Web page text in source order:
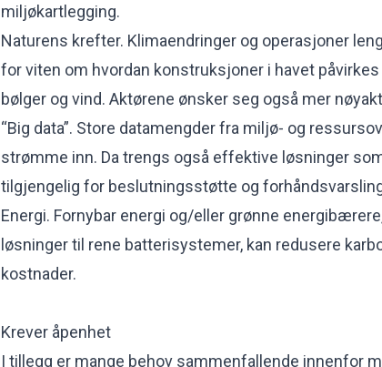
miljøkartlegging.
Naturens krefter. Klimaendringer og operasjoner
for viten om hvordan konstruksjoner i havet
bølger og vind. Aktørene ønsker seg også mer
“Big data”. Store datamengder fra miljø- og
strømme inn. Da trengs også effektive løsninger
tilgjengelig for beslutningsstøtte og
Energi. Fornybar energi og/eller grønne
løsninger til rene batterisystemer, kan redusere
kostnader.
Krever åpenhet
I tillegg er mange behov sammenfallende innenfor